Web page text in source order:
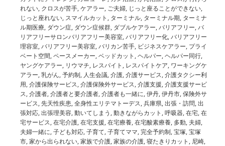
れない, クロスが苦手,ケアラー, ご夫婦, じっと座ることができない,
じっと座れない, スマイルカット , ターミナル, ターミナル期, ターミナ
ル期医療, ダウン症, ダウン症候群, ダブルケアラー,バリアフリー,バ
リアフリーサロンバリアフリー美容室,バリアフリー化,バリアフリー
理容室,バリアフリー美容室,バリカン苦手, ビジネスケアラー, プライ
ベート空間,ペースメーカー,ベッドカット ,ヘルパー,ヘルパー同行,
ヤングケアラー, リウマチ, レスパイト , レスパイトケア, ワーキングケ
アラー,乳がん,予約制, 人生会議,介護,介護サービス,介護タクシー利
用,介護保険サービス,介護保険外サービス,介護支援,介護支援サービ
ス,介護者,介護者と要介護者,介護者も一緒に,伊丹,伊丹市,保険外サ
ービス, 先天性疾患,全身性エリテマトーデス,兵庫県,出張・訪問,出
張対応,出張理美容,動いてしまう ,動きながらカット ,呼吸器,在宅,在
宅サービス,在宅介護,在宅支援,在宅療養,在宅酸素療養, 多動, 夫婦,
夫婦一緒に,子ども対応,子育て,子育てママ,完全予約制,宝塚,宝塚
市,家から出られない,家族で介護,家族の介護,寝たきりカット , 尼崎,